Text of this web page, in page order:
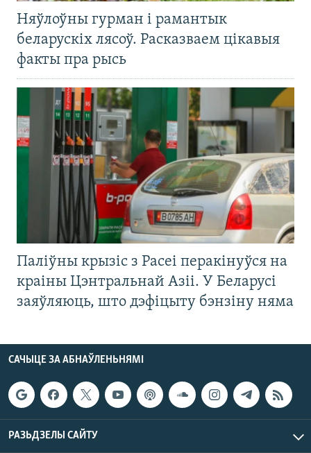
Няўлоўны гурман і рамантык
беларускіх лясоў. Расказваем цікавыя
факты пра рысь
Паліўны крызіс з Расеі перакінуўся на
краіны Цэнтральнай Азіі. У Беларусі
заяўляюць, што дэфіцыту бэнзіну няма
САЧЫЦЕ ЗА АБНАЎЛЕНЬНЯМІ
РАЗЬДЗЕЛЫ САЙТУ